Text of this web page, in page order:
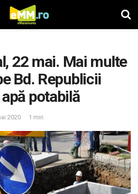
22 mai. Mai multe
Bd. Republicii
potabilă
2020 1 min